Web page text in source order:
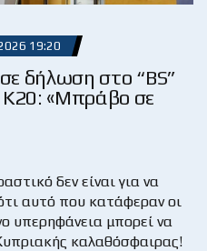
19:20
δήλωση στο “BS”
Κ20: «Μπράβο σε
δεν είναι για να
αυτό που κατάφεραν οι
υπερηφάνεια μπορεί να
καλαθόσφαιρας!